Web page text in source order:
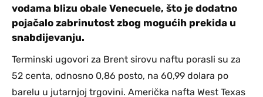
vodama blizu obale Venecuele, što je dodatno
pojačalo zabrinutost zbog mogućih prekida u
snabdijevanju.
Terminski ugovori za Brent sirovu naftu porasli su za
52 centa, odnosno 0,86 posto, na 60,99 dolara po
barelu u jutarnjoj trgovini. Američka nafta West Texas